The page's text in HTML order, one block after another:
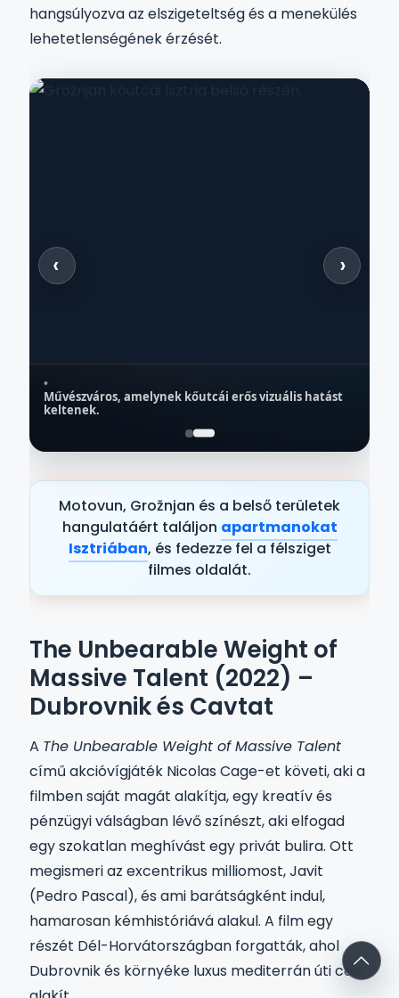
hangsúlyozva az elszigeteltség és a menekülés
lehetetlenségének érzését.
ISTRA
‹ ›
•
Művészváros, amelynek kőutcái erős vizuális hatást
keltenek.
Motovun, Grožnjan és a belső területek
hangulatáért találjon apartmanokat
Isztriában, és fedezze fel a félsziget
filmes oldalát.
The Unbearable Weight of
Massive Talent (2022) –
Dubrovnik és Cavtat
A The Unbearable Weight of Massive Talent
című akcióvígjáték Nicolas Cage-et követi, aki a
filmben saját magát alakítja, egy kreatív és
pénzügyi válságban lévő színészt, aki elfogad
egy szokatlan meghívást egy privát bulira. Ott
megismeri az excentrikus milliomost, Javit
(Pedro Pascal), és ami barátságként indul,
hamarosan kémhistóriává alakul. A film egy
részét Dél-Horvátországban forgatták, ahol
Dubrovnik és környéke luxus mediterrán úti célt